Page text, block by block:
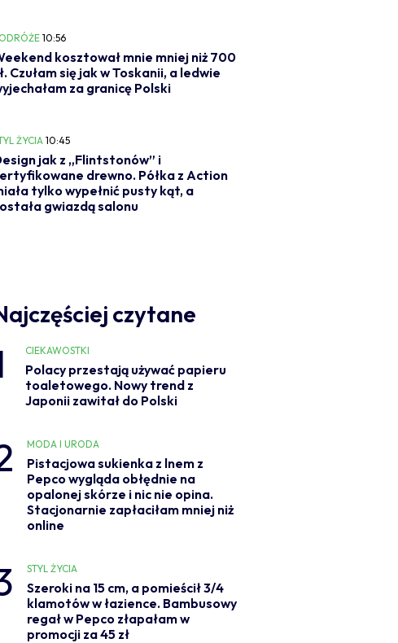
10:56
kosztował mnie mniej niż 700
Czułam się jak w Toskanii, a ledwie
za granicę Polski
ŻYCIA 10:45
jak z „Flintstonów” i
drewno. Półka z Action
tylko wypełnić pusty kąt, a
gwiazdą salonu
czytane
CIEKAWOSTKI
Polacy przestają używać papieru
toaletowego. Nowy trend z
Japonii zawitał do Polski
MODA I URODA
Pistacjowa sukienka z lnem z
Pepco wygląda obłędnie na
opalonej skórze i nic nie opina.
Stacjonarnie zapłaciłam mniej niż
online
STYL ŻYCIA
Szeroki na 15 cm, a pomieścił 3/4
klamotów w łazience. Bambusowy
regał w Pepco złapałam w
promocji za 45 zł